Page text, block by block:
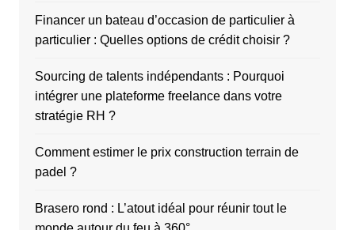
Financer un bateau d’occasion de particulier à
particulier : Quelles options de crédit choisir ?
Sourcing de talents indépendants : Pourquoi
intégrer une plateforme freelance dans votre
stratégie RH ?
Comment estimer le prix construction terrain de
padel ?
Brasero rond : L’atout idéal pour réunir tout le